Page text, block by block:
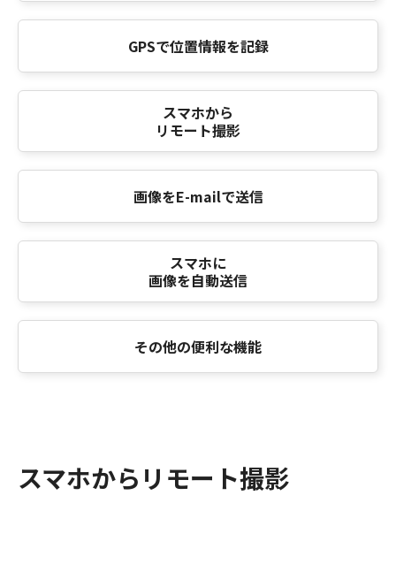
GPSで位置情報を記録
スマホから
リモート撮影
画像をE-mailで送信
スマホに
画像を自動送信
その他の便利な機能
スマホからリモート撮影